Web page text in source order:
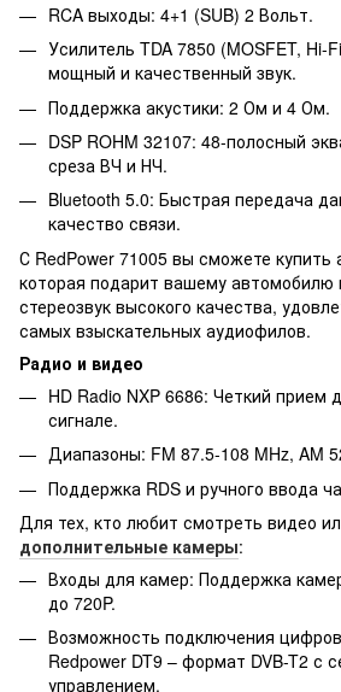
RCA выходы: 4+1 (SUB) 2 Вольт.
Усилитель TDA 7850 (MOSFET, Hi-
мощный и качественный звук.
Поддержка акустики: 2 Ом и 4 Ом.
DSP ROHM 32107: 48-полосный
среза ВЧ и НЧ.
Bluetooth 5.0: Быстрая передача
качество связи.
С RedPower 71005 вы сможете купить
которая подарит вашему автомобилю
стереозвук высокого качества,
самых взыскательных аудиофилов.
Радио и видео
HD Radio NXP 6686: Четкий прием
сигнале.
Диапазоны: FM 87.5-108 MHz, AM
Поддержка RDS и ручного ввода
Для тех, кто любит смотреть видео
дополнительные камеры:
Входы для камер: Поддержка
до 720P.
Возможность подключения
Redpower DT9 – формат DVB-T2 с
управлением.